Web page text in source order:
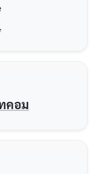
คอม